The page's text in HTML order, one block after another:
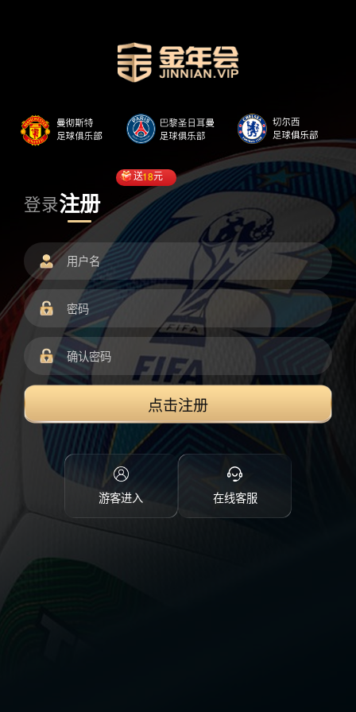
登录注册
送18元
点击注册
游客进入 在线客服